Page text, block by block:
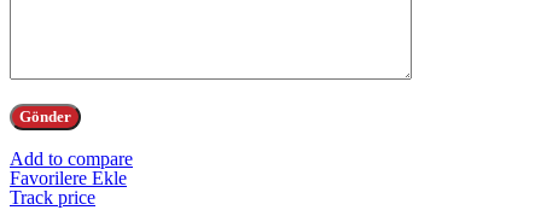
Add to compare
Favorilere Ekle
Track price